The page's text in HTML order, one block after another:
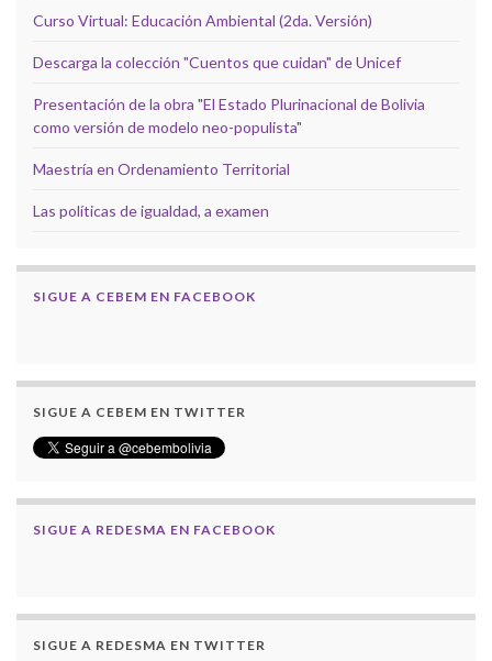
Curso Virtual: Educación Ambiental (2da. Versión)
Descarga la colección "Cuentos que cuidan" de Unicef
Presentación de la obra "El Estado Plurinacional de Bolivia
como versión de modelo neo-populista"
Maestría en Ordenamiento Territorial
Las políticas de igualdad, a examen
SIGUE A CEBEM EN FACEBOOK
SIGUE A CEBEM EN TWITTER
SIGUE A REDESMA EN FACEBOOK
SIGUE A REDESMA EN TWITTER